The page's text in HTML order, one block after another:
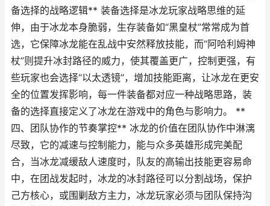
备选择的战略逻辑** 装备选择是冰龙玩家战略思维的延
伸，由于冰龙本身脆弱，生存装备如“黑皇杖”常常成为首
选，它保障冰龙能在乱战中安然释放技能，而“阿哈利姆神
杖”则提升冰封路径的威力，使其覆盖更广，控制更强，有
些玩家也会选择“以太透镜”，增加技能距离，让冰龙在更安
全的位置发挥影响，每一件装备都对应一种战略思路，装
备的选择直接定义了冰龙在游戏中的角色与影响力。 **
四、团队协作的节奏掌控** 冰龙的价值在团队协作中淋漓
尽致，它的减速与控制能力，能与众多英雄形成完美配
合，当冰龙减缓敌人速度时，队友的高输出技能更容易命
中，在团战发起时，冰龙的冰封路径可以分割战场，保护
己方核心，或围剿敌方主力，冰龙玩家必须与团队保持沟